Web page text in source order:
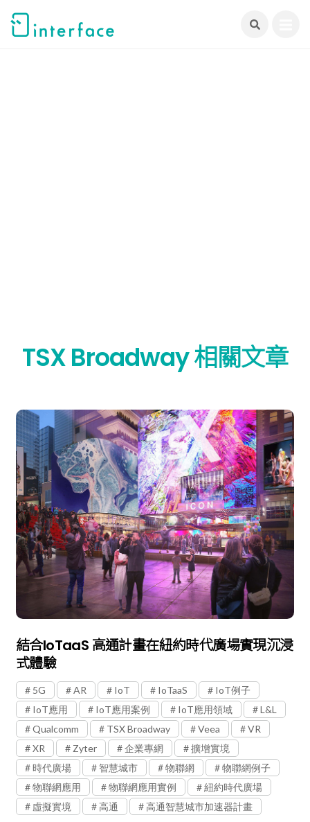
TSX Broadway 相關文章
結合IoTaaS 高通計畫在紐約時代廣場實現沉浸
式體驗
5G AR IoT IoTaaS
IoT例子
IoT應用
IoT應用案例 IoT應用領域
L&L
Qualcomm
TSX Broadway Veea
VR
XR
Zyter 企業專網
擴增實境
時代廣場
智慧城市 物聯網
物聯網例子
物聯網應用
物聯網應用實例
紐約時代廣場
虛擬實境
高通 高通智慧城市加速器計畫